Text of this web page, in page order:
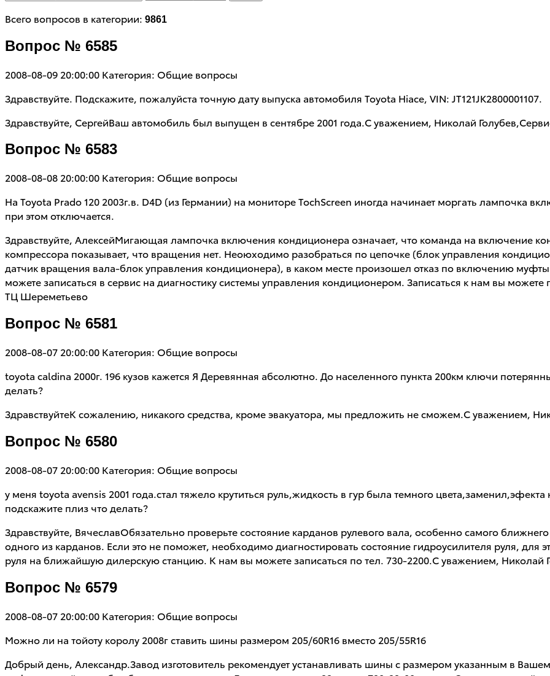
Всего вопросов в категории: 9861
Вопрос № 6585
2008-08-09 20:00:00 Категория: Общие вопросы
Здравствуйте. Подскажите, пожалуйста точную дату выпуска автомобиля Toyota Hiace, VIN: JT121JK2800001107.
Здравствуйте, СергейВаш автомобиль был выпущен в сентябре 2001 года.С уважением, Николай
Вопрос № 6583
2008-08-08 20:00:00 Категория: Общие вопросы
На Toyota Prado 120 2003г.в. D4D (из Германии) на мониторе TochScreen иногда начинает моргать лампочка
при этом отключается.
Здравствуйте, АлексейМигающая лампочка включения кондиционера означает, что команда на включение
компрессора показывает, что вращения нет. Неоюходимо разобраться по цепочке (блок управления
датчик вращения вала-блок управления кондиционера), в каком месте произошел отказ по включению
можете записаться в сервис на диагностику системы управления кондиционером. Записаться к нам вы
ТЦ Шереметьево
Вопрос № 6581
2008-08-07 20:00:00 Категория: Общие вопросы
toyota caldina 2000г. 196 кузов кажется Я Деревянная абсолютно. До населенного пункта 200км ключи
делать?
ЗдравствуйтеК сожалению, никакого средства, кроме эвакуатора, мы предложить не сможем.С уважением,
Вопрос № 6580
2008-08-07 20:00:00 Категория: Общие вопросы
у меня toyota avensis 2001 года.стал тяжело крутиться руль,жидкость в гур была темного
подскажите плиз что делать?
Здравствуйте, ВячеславОбязательно проверьте состояние карданов рулевого вала, особенно самого
одного из карданов. Если это не поможет, необходимо диагностировать состояние гидроусилителя руля, для
руля на ближайшую дилерскую станцию. К нам вы можете записаться по тел. 730-2200.С уважением, Николай
Вопрос № 6579
2008-08-07 20:00:00 Категория: Общие вопросы
Можно ли на тойоту королу 2008г ставить шины размером 205/60R16 вместо 205/55R16
Добрый день, Александр.Завод изготовитель рекомендует устанавливать шины с размером указанным в